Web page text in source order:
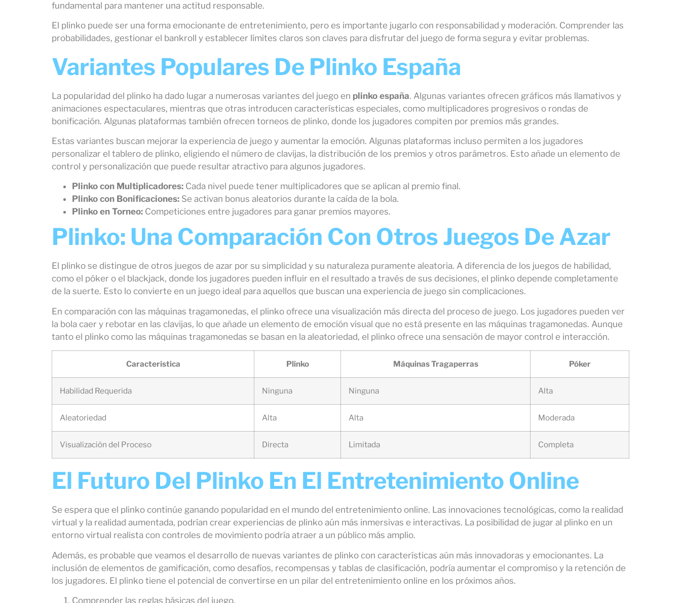
fundamental para mantener una actitud responsable.
El plinko puede ser una forma emocionante de entretenimiento, pero es importante jugarlo con responsabilidad y moderación. Comprender las
probabilidades, gestionar el bankroll y establecer límites claros son claves para disfrutar del juego de forma segura y evitar problemas.
Variantes Populares De Plinko España
La popularidad del plinko ha dado lugar a numerosas variantes del juego en plinko españa. Algunas variantes ofrecen gráficos más llamativos y
animaciones espectaculares, mientras que otras introducen características especiales, como multiplicadores progresivos o rondas de
bonificación. Algunas plataformas también ofrecen torneos de plinko, donde los jugadores compiten por premios más grandes.
Estas variantes buscan mejorar la experiencia de juego y aumentar la emoción. Algunas plataformas incluso permiten a los jugadores
personalizar el tablero de plinko, eligiendo el número de clavijas, la distribución de los premios y otros parámetros. Esto añade un elemento de
control y personalización que puede resultar atractivo para algunos jugadores.
Plinko con Multiplicadores: Cada nivel puede tener multiplicadores que se aplican al premio final.
Plinko con Bonificaciones: Se activan bonus aleatorios durante la caída de la bola.
Plinko en Torneo: Competiciones entre jugadores para ganar premios mayores.
Plinko: Una Comparación Con Otros Juegos De Azar
El plinko se distingue de otros juegos de azar por su simplicidad y su naturaleza puramente aleatoria. A diferencia de los juegos de habilidad,
como el póker o el blackjack, donde los jugadores pueden influir en el resultado a través de sus decisiones, el plinko depende completamente
de la suerte. Esto lo convierte en un juego ideal para aquellos que buscan una experiencia de juego sin complicaciones.
En comparación con las máquinas tragamonedas, el plinko ofrece una visualización más directa del proceso de juego. Los jugadores pueden ver
la bola caer y rebotar en las clavijas, lo que añade un elemento de emoción visual que no está presente en las máquinas tragamonedas. Aunque
tanto el plinko como las máquinas tragamonedas se basan en la aleatoriedad, el plinko ofrece una sensación de mayor control e interacción.
Característica Plinko Máquinas Tragaperras Póker
Habilidad Requerida Ninguna Ninguna Alta
Aleatoriedad Alta Alta Moderada
Visualización del Proceso Directa Limitada Completa
El Futuro Del Plinko En El Entretenimiento Online
Se espera que el plinko continúe ganando popularidad en el mundo del entretenimiento online. Las innovaciones tecnológicas, como la realidad
virtual y la realidad aumentada, podrían crear experiencias de plinko aún más inmersivas e interactivas. La posibilidad de jugar al plinko en un
entorno virtual realista con controles de movimiento podría atraer a un público más amplio.
Además, es probable que veamos el desarrollo de nuevas variantes de plinko con características aún más innovadoras y emocionantes. La
inclusión de elementos de gamificación, como desafíos, recompensas y tablas de clasificación, podría aumentar el compromiso y la retención de
los jugadores. El plinko tiene el potencial de convertirse en un pilar del entretenimiento online en los próximos años.
Comprender las reglas básicas del juego.